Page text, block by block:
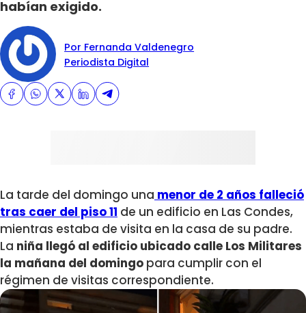
habían exigido.
Por Fernanda Valdenegro
Periodista Digital
La tarde del domingo una menor de 2 años falleció
tras caer del piso 11 de un edificio en Las Condes,
mientras estaba de visita en la casa de su padre.
La niña llegó al edificio ubicado calle Los Militares
la mañana del domingo para cumplir con el
régimen de visitas correspondiente.